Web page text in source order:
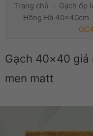
Trang chủ » Gạch ốp
Hồng Hà 40x40cm
Gạch 40×40 giả
men matt